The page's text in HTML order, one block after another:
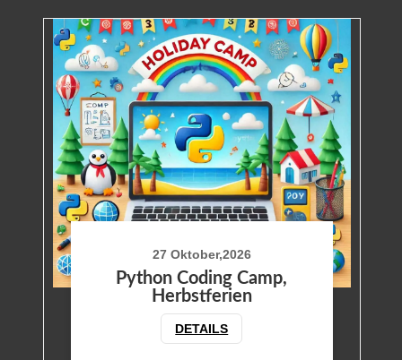
27 Oktober,2026
Python Coding Camp,
Herbstferien
DETAILS